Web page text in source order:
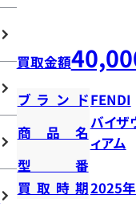
買取金額
ブランドFENDI
商品名
バイザ
ィアム
型番
買取時期2025